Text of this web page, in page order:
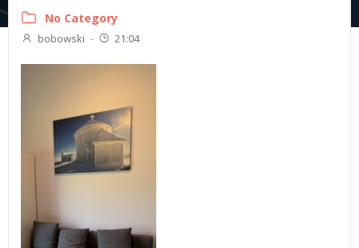
No Category
bobowski - 21:04